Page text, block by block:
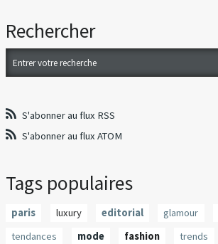
Rechercher
S'abonner au flux RSS
S'abonner au flux ATOM
Tags populaires
paris luxury editorial glamour
tendances
mode fashion trends